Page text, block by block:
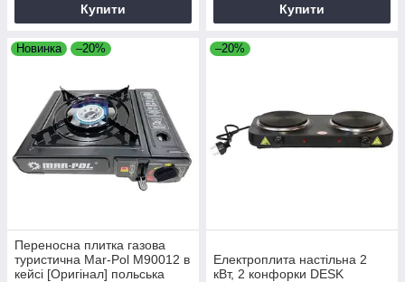
Купити Купити
Новинка –20%
Переносна плитка газова
туристична Mar-Pol M90012 в
кейсі [Оригінал] польська
–20%
Електроплита настільна 2
кВт, 2 конфорки DESK